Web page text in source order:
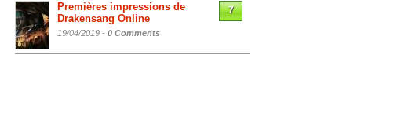
Premières impressions de
Drakensang Online
19/04/2019 - 0 Comments
7